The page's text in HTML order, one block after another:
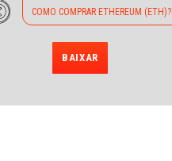
COMO COMPRAR ETHEREUM (ETH)?
BAIXAR